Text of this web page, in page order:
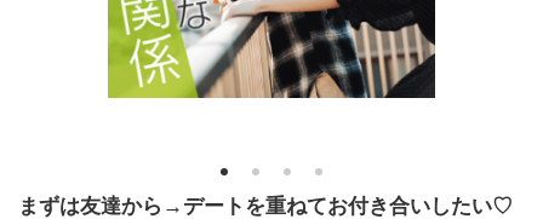
1 2 3 4
まずは友達から→デートを重ねてお付き合いしたい♡